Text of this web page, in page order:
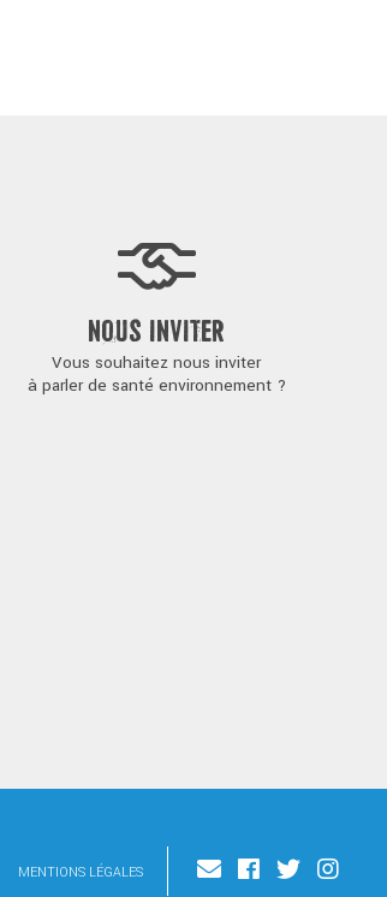
NOUS INVITER
Vous souhaitez nous inviter
à parler de santé environnement ?
MENTIONS LÉGALES